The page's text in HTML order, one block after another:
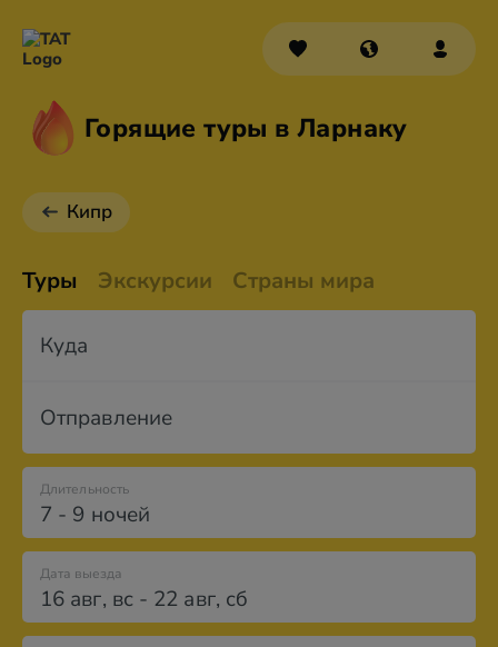
Горящие туры в Ларнаку
Кипр
Туры Экскурсии Страны мира
Куда
Отправление
7 - 9 ночей
Длительность
Дата выезда
16 авг, вс- 22 авг, сб